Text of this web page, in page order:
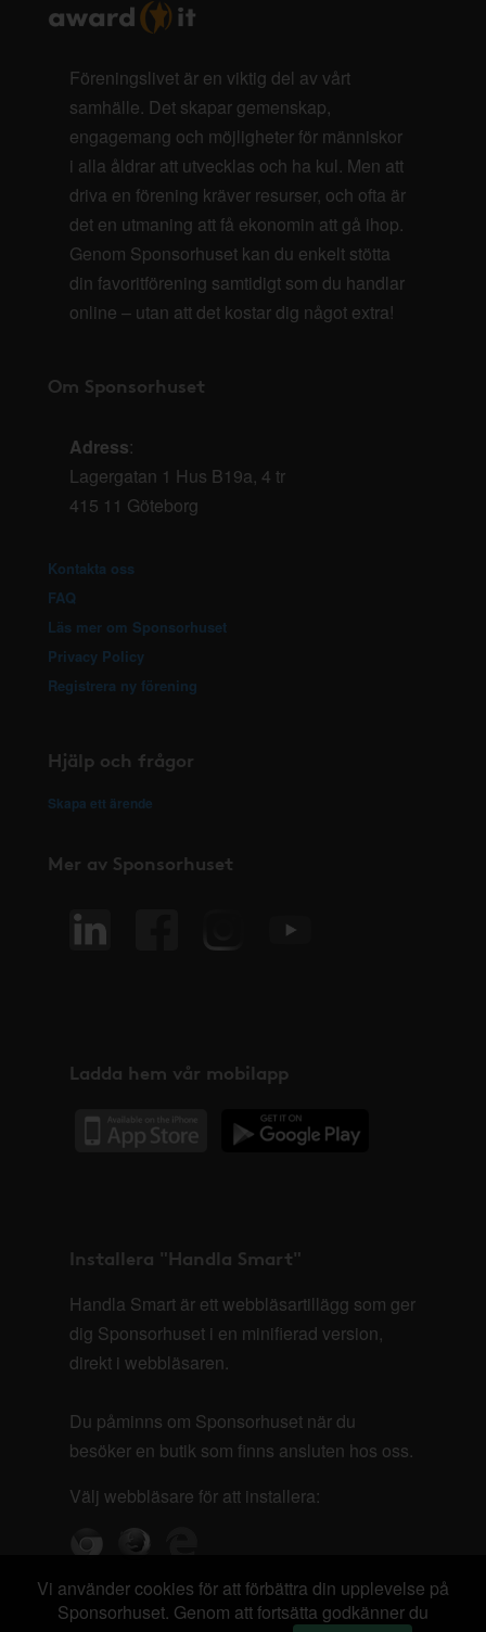
Föreningslivet är en viktig del av vårt
samhälle. Det skapar gemenskap,
engagemang och möjligheter för människor
i alla åldrar att utvecklas och ha kul. Men att
driva en förening kräver resurser, och ofta är
det en utmaning att få ekonomin att gå ihop.
Genom Sponsorhuset kan du enkelt stötta
din favoritförening samtidigt som du handlar
online – utan att det kostar dig något extra!
Om Sponsorhuset
Adress:
Lagergatan 1 Hus B19a, 4 tr
415 11 Göteborg
Kontakta oss
FAQ
Läs mer om Sponsorhuset
Privacy Policy
Registrera ny förening
Hjälp och frågor
Skapa ett ärende
Mer av Sponsorhuset
Ladda hem vår mobilapp
Installera "Handla Smart"
Handla Smart är ett webbläsartillägg som ger
dig Sponsorhuset i en minifierad version,
direkt i webbläsaren.
Du påminns om Sponsorhuset när du
besöker en butik som finns ansluten hos oss.
Välj webbläsare för att installera:
Vi använder cookies för att förbättra din upplevelse på
Sponsorhuset. Genom att fortsätta godkänner du